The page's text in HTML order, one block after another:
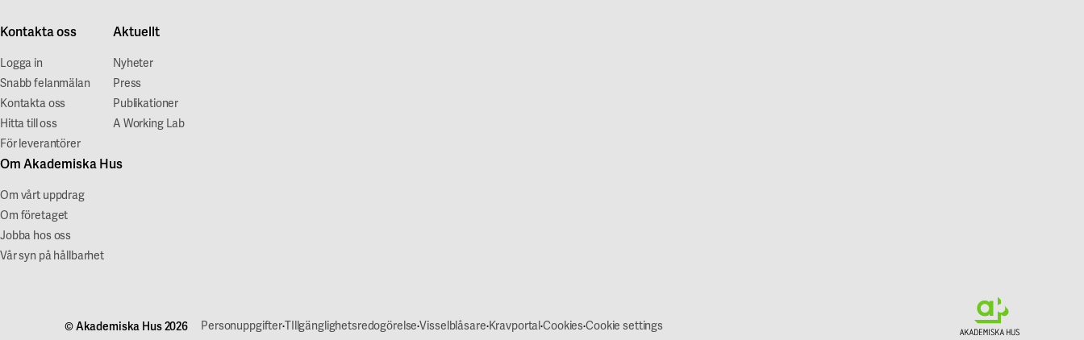
Kontakta oss
Logga in
Snabb felanmälan
Kontakta oss
Hitta till oss
För leverantörer
Aktuellt
Nyheter
Press
Publikationer
A Working Lab
Om Akademiska Hus
Om vårt uppdrag
Om företaget
Jobba hos oss
Vår syn på hållbarhet
© Akademiska Hus 2026 Personuppgifter·TIllgänglighetsredogörelse·Visselblåsare·Kravportal·Cookies·Cookie settings